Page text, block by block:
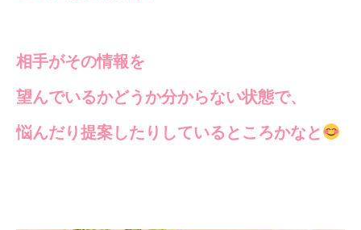
相手がその情報を
望んでいるかどうか分からない状態で、
悩んだり提案したりしているところかなと